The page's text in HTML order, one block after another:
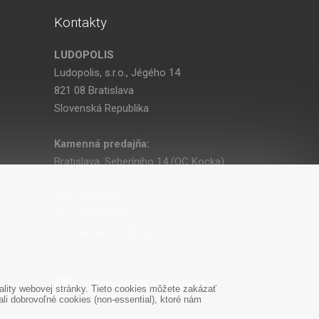
Kontakty
LUDOPOLIS
Ludopolis, s.r.o., Jégého 14
821 08 Bratislava
Slovenská Republika
Kamenná predajňa:
Bratislava, Seberíniho 14 (OC Kocka)
ludopolis@ludopolis.sk
webovej stránky. Tieto cookies môžete zakázať
dobrovoľné cookies (non-essential), ktoré nám